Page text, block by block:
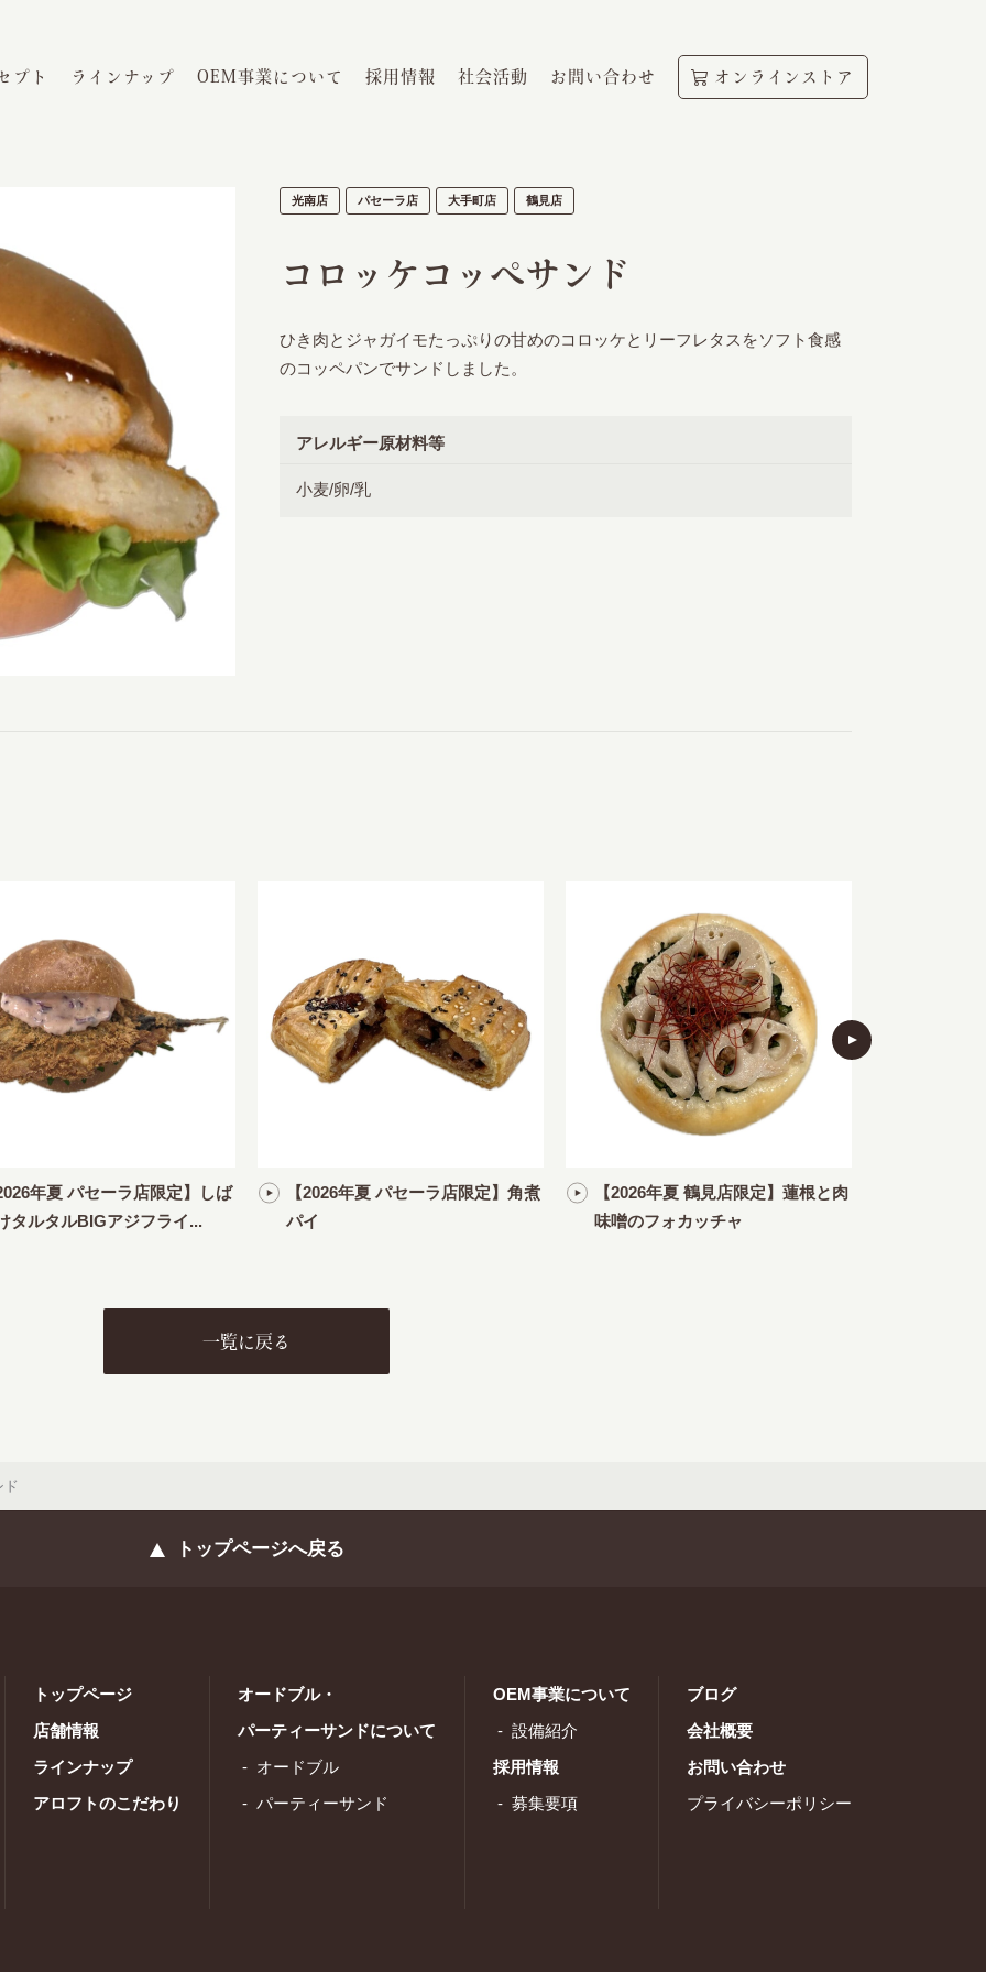
プト ラインナップ OEM事業について 採用情報 社会活動 お問い合わせ オンラインストア
光南店 パセーラ店 大手町店 鶴見店
コロッケコッぺサンド
ひき肉とジャガイモたっぷりの甘めのコロッケとリーフレタスをソフト食感
のコッペパンでサンドしました。
アレルギー原材料等
小麦/卵/乳
年夏 パセーラ店限定】しば
タルタルBIGアジフライ...
【2026年夏 パセーラ店限定】角煮
パイ
【2026年夏 鶴見店限定】蓮根と肉
味噌のフォカッチャ
一覧に戻る
トップページへ戻る
トップページ
店舗情報
ラインナップ
アロフトのこだわり
オードブル・
パーティーサンドについて
オードブル
パーティーサンド
OEM事業について
設備紹介
採用情報
募集要項
ブログ
会社概要
お問い合わせ
プライバシーポリシー